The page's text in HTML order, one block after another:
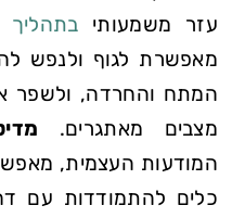
עזר⁢ משמעותי בתהליך
מאפשרת לגוף ולנפש‌
המתח והחרדה, ולשפר‌
מצבים מאתגרים.
המודעות העצמית,
כלים להתמודדות עם